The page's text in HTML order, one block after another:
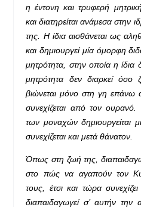
η έντονη και τρυφερή
και διατηρείται ανάμεσα στην
της. Η ίδια αισθάνεται ως
και δημιουργεί μία όμορφη
μητρότητα, στην οποία η ίδια
μητρότητα δεν διαρκεί
βιώνεται μόνο στη γη επάνω
συνεχίζεται από τον
των μοναχών δημιουργείται
συνεχίζεται και μετά θάνατον.
Όπως στη ζωή της,
στο πώς να αγαπούν τον
τους, έτσι και τώρα
διαπαιδαγωγεί σ’ αυτήν την